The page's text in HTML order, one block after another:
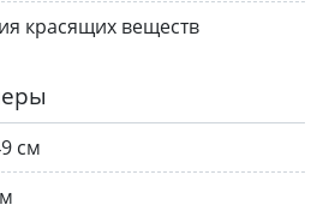
красящих веществ
см